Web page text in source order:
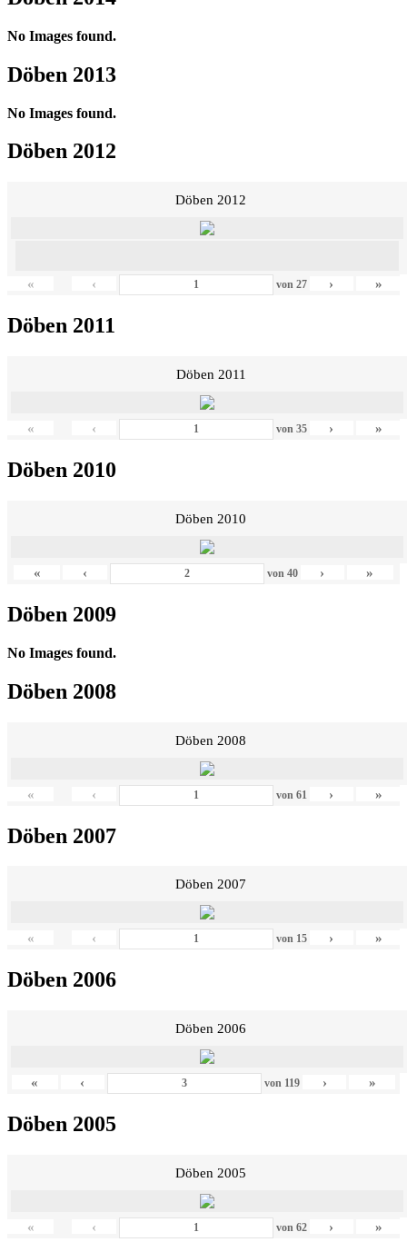
No Images found.
Döben 2013
No Images found.
Döben 2012
Döben 2012
« ‹ von 27 › »
Döben 2011
Döben 2011
« ‹ von 35 › »
Döben 2010
Döben 2010
« ‹ von 40 › »
Döben 2009
No Images found.
Döben 2008
Döben 2008
« ‹ von 61 › »
Döben 2007
Döben 2007
« ‹ von 15 › »
Döben 2006
Döben 2006
« ‹ von 119 › »
Döben 2005
Döben 2005
« ‹ von 62 › »